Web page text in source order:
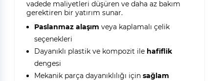
vadede maliyetleri düşüren ve daha az bakım
gerektiren bir yatırım sunar.
Paslanmaz alaşım veya kaplamalı çelik
seçenekleri
Dayanıklı plastik ve kompozit ile hafiflik
dengesi
Mekanik parça dayanıklılığı için sağlam